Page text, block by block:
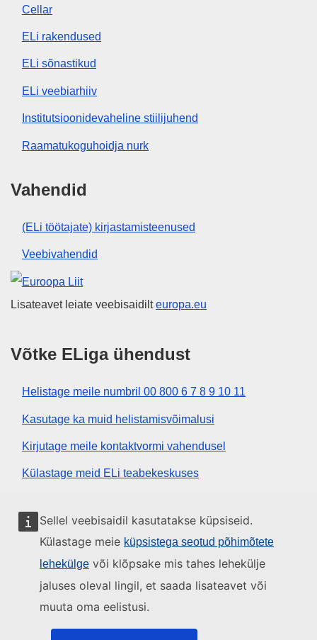
Sellel veebisaidil kasutatakse küpsiseid.
Külastage meie küpsistega seotud põhimõtete
lehekülge või klõpsake mis tahes lehekülje
jaluses oleval lingil, et saada lisateavet või
muuta oma eelistusi.
Cellar
ELi rakendused
ELi sõnastikud
ELi veebiarhiiv
Institutsioonidevaheline stiilijuhend
Raamatukoguhoidja nurk
Vahendid
(ELi töötajate) kirjastamisteenused
Veebivahendid
Euroopa Liit
Lisateavet leiate veebisaidilteuropa.eu
Võtke ELiga ühendust
Helistage meile numbril 00 800 6 7 8 9 10 11
Kasutage ka muid helistamisvõimalusi
Kirjutage meile kontaktvormi vahendusel
Külastage meid ELi teabekeskuses
Sotsiaalmeedia
ELi institutsioonid ja asutused